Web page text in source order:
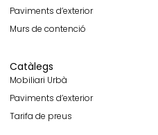
Paviments d’exterior
Murs de contenció
Catàlegs
Mobiliari Urbà
Paviments d’exterior
Tarifa de preus